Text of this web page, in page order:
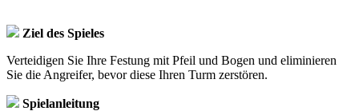
Ziel des Spieles
Verteidigen Sie Ihre Festung mit Pfeil und Bogen und eliminieren
Sie die Angreifer, bevor diese Ihren Turm zerstören.
Spielanleitung